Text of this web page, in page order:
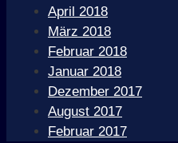
April 2018
März 2018
Februar 2018
Januar 2018
Dezember 2017
August 2017
Februar 2017